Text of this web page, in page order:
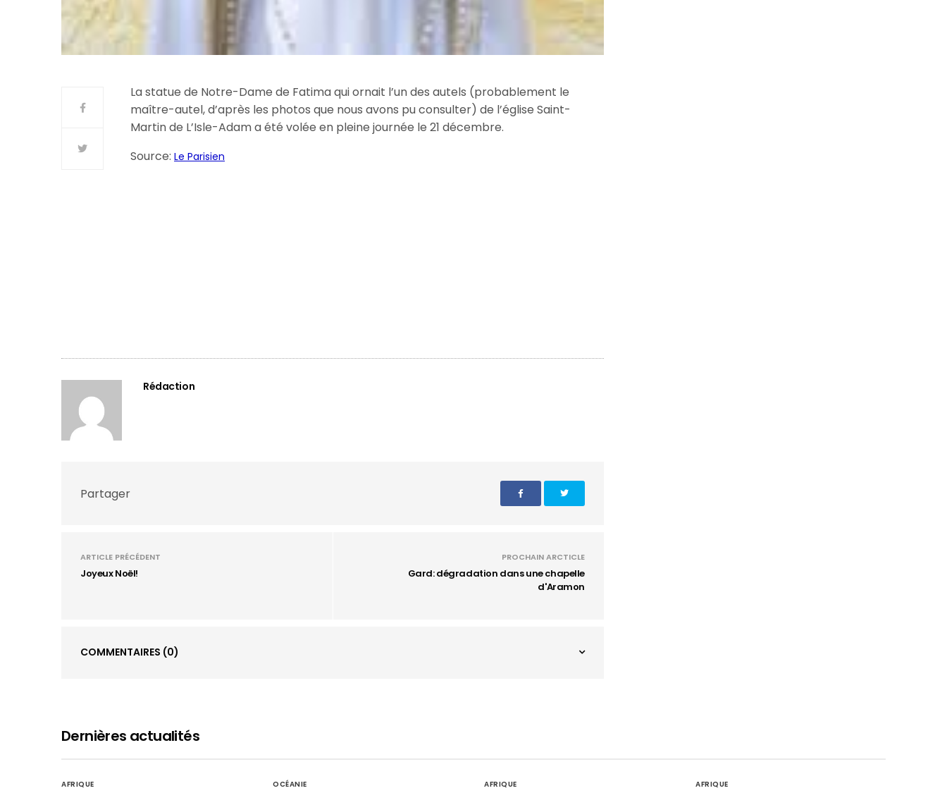
La statue de Notre-Dame de Fatima qui ornait l’un des autels (probablement le
maître-autel, d’après les photos que nous avons pu consulter) de l’église Saint-
Martin de L’Isle-Adam a été volée en pleine journée le 21 décembre.
Source:Le Parisien
Rédaction
Partager
ARTICLE PRÉCÉDENT
Joyeux Noël!
PROCHAIN ARCTICLE
Gard: dégradation dans une chapelle
d'Aramon
COMMENTAIRES (0)
Dernières actualités
AFRIQUE OCÉANIE AFRIQUE AFRIQUE